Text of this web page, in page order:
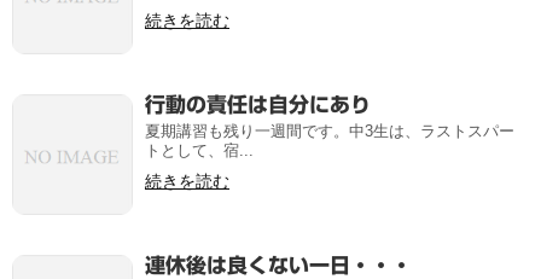
続きを読む
行動の責任は自分にあり
夏期講習も残り一週間です。中3生は、ラストスパー
トとして、宿...
続きを読む
連休後は良くない一日・・・